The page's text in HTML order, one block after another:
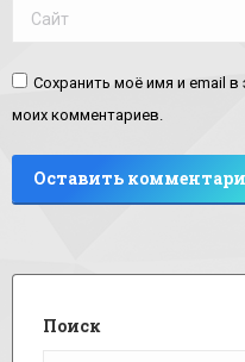
Сайт
Сохранить моё имя и email
моих комментариев.
Оставить
Поиск